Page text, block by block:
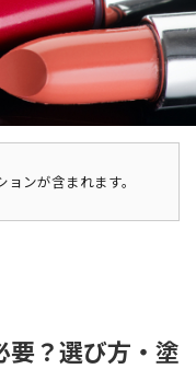
ンが含まれます。
要？選び方・塗